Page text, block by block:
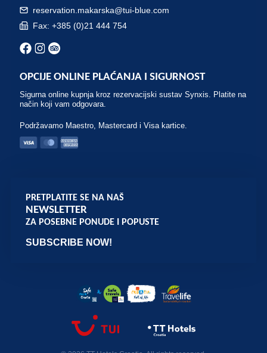
reservation.makarska@tui-blue.com
Fax: +385 (0)21 444 754
OPCIJE ONLINE PLAĆANJA I SIGURNOST
Sigurna online kupnja kroz rezervacijski sustav Synxis. Platite na
način koji vam odgovara.
Podržavamo Maestro, Mastercard i Visa kartice.
PRETPLATITE SE NA NAŠ
NEWSLETTER
ZA POSEBNE PONUDE I POPUSTE
SUBSCRIBE NOW!